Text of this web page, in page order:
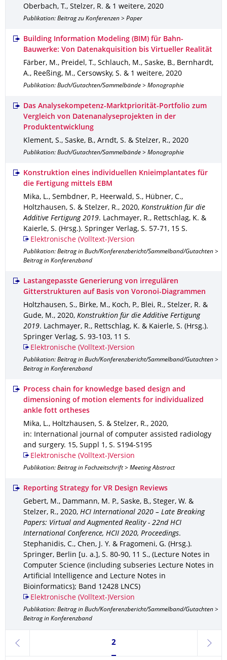
Oberbach, T., Stelzer, R. & 1 weitere, 2020
Publikation: Beitrag zu Konferenzen > Paper
Building Information Modeling (BIM) für Bahn-
Bauwerke: Von Datenakquisition bis Virtueller Realität
Färber, M., Preidel, T., Schlauch, M., Saske, B., Bernhardt,
A., Reeßing, M., Cersowsky, S. & 1 weitere, 2020
Publikation: Buch/Gutachten/Sammelbände > Monographie
Das Analysekompetenz-Marktpriorität-Portfolio zum
Vergleich von Datenanalyseprojekten in der
Produktentwicklung
Klement, S., Saske, B., Arndt, S. & Stelzer, R., 2020
Publikation: Buch/Gutachten/Sammelbände > Monographie
Konstruktion eines individuellen Knieimplantates für
die Fertigung mittels EBM
Mika, L., Sembdner, P., Heerwald, S., Hübner, C.,
Holtzhausen, S. & Stelzer, R., 2020, Konstruktion für die
Additive Fertigung 2019. Lachmayer, R., Rettschlag, K. &
Kaierle, S. (Hrsg.). Springer Verlag, S. 57-71 , 15 S.
Elektronische (Volltext-)Version
Publikation: Beitrag in Buch/Konferenzbericht/Sammelband/Gutachten >
Beitrag in Konferenzband
Lastangepasste Generierung von irregulären
Gitterstrukturen auf Basis von Voronoi-Diagrammen
Holtzhausen, S., Birke, M., Koch, P., Blei, R., Stelzer, R. &
Gude, M., 2020, Konstruktion für die Additive Fertigung
2019. Lachmayer, R., Rettschlag, K. & Kaierle, S. (Hrsg.).
Springer Verlag, S. 93-103, 11 S.
Elektronische (Volltext-)Version
Publikation: Beitrag in Buch/Konferenzbericht/Sammelband/Gutachten >
Beitrag in Konferenzband
Process chain for knowledge based design and
dimensioning of motion elements for individualized
ankle fott ortheses
Mika, L., Holtzhausen, S. & Stelzer, R., 2020,
in: International journal of computer assisted radiology
and surgery. 15, Suppl 1 , S. S194-S195
Elektronische (Volltext-)Version
Publikation: Beitrag in Fachzeitschrift > Meeting Abstract
Reporting Strategy for VR Design Reviews
Gebert, M., Dammann, M. P., Saske, B., Steger, W. &
Stelzer, R., 2020, HCI International 2020 – Late Breaking
Papers: Virtual and Augmented Reality - 22nd HCI
International Conference, HCII 2020, Proceedings.
Stephanidis, C., Chen, J. Y. & Fragomeni, G. (Hrsg.).
Springer, Berlin [u. a.] , S. 80-90, 11 S., (Lecture Notes in
Computer Science (including subseries Lecture Notes in
Artificial Intelligence and Lecture Notes in
Bioinformatics); Band 12428 LNCS)
Elektronische (Volltext-)Version
Publikation: Beitrag in Buch/Konferenzbericht/Sammelband/Gutachten >
Beitrag in Konferenzband
zurück
Seite 2, aktuell ausgewählt
2
weiter